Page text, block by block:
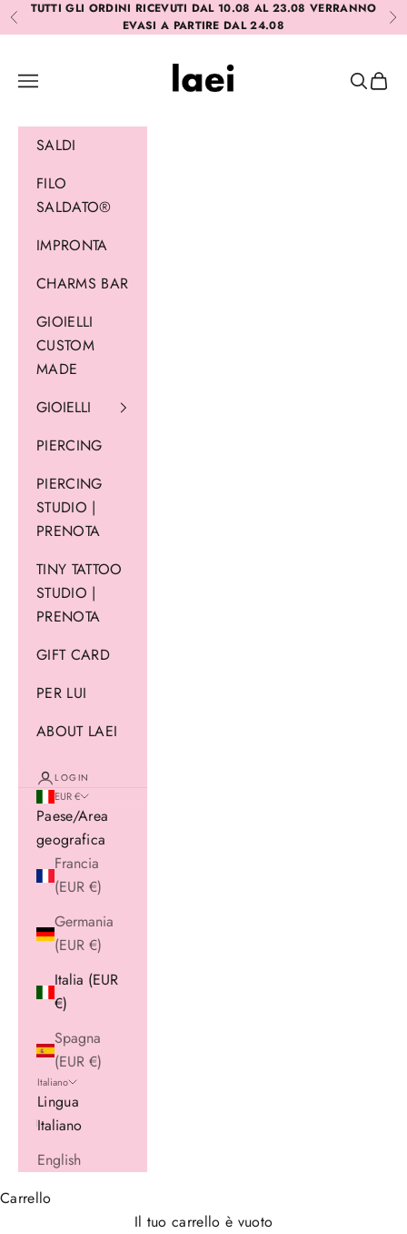
Vai al contenuto
Precedente
TUTTI GLI ORDINI RICEVUTI DAL 10.08 AL 23.08 VERRANNO
EVASI A PARTIRE DAL 24.08
Laei
Menù
Cerca
SALDI
FILO
SALDATO®
IMPRONTA
CHARMS BAR
GIOIELLI
CUSTOM
MADE
GIOIELLI
PIERCING
PIERCING
STUDIO |
PRENOTA
TINY TATTOO
STUDIO |
PRENOTA
GIFT CARD
PER LUI
ABOUT LAEI
LOGIN
EUR €
Paese/Area
geografica
Francia
(EUR €)
Germania
(EUR €)
Italia (EUR
€)
Spagna
(EUR €)
Italiano
Lingua
Italiano
English
Carrello
Il tuo carrello è vuoto